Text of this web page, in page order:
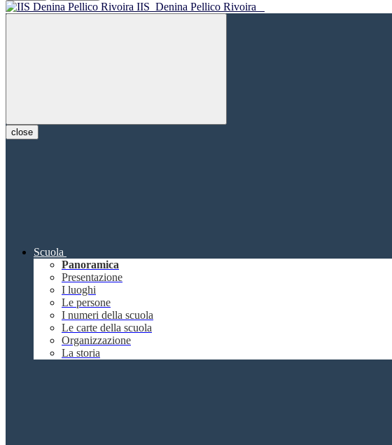
IIS Denina Pellico Rivoira
close
Scuola
Panoramica
Presentazione
I luoghi
Le persone
I numeri della scuola
Le carte della scuola
Organizzazione
La storia